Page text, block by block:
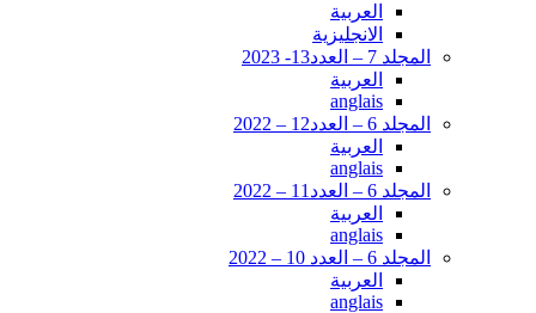
العربية
الانجليزية
المجلد 7 – العدد13- 2023
العربية
anglais
المجلد 6 – العدد12 – 2022
العربية
anglais
المجلد 6 – العدد11 – 2022
العربية
anglais
المجلد 6 – العدد 10 – 2022
العربية
anglais